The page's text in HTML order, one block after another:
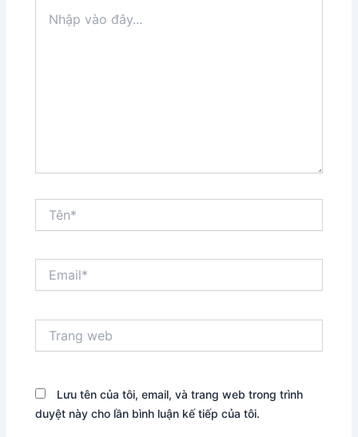
vào
web
Lưu tên của tôi, email, và trang web trong trình
duyệt này cho lần bình luận kế tiếp của tôi.